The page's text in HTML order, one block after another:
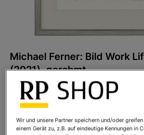
Michael Ferner: Bild Work
(2021), gerahmt
Art.Nr.: 919080R1
Sofort lieferbar
Wir und unsere Partner speichern und/oder
einem Gerät zu, z.B. auf eindeutige Kennungen in